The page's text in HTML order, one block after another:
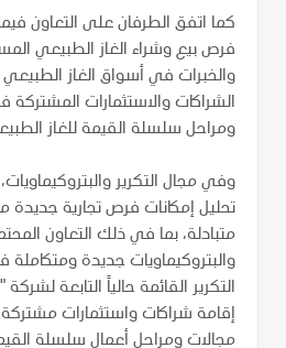
كما اتفق الطرفان على التعاون
فرص بيع وشراء الغاز الطبيعي
والخبرات في أسواق الغاز
الشراكات والاستثمارات
ومراحل سلسلة القيمة للغاز
وفي مجال التكرير
تحليل إمكانات فرص تجارية
متبادلة، بما في ذلك التعاون
والبتروكيماويات جديدة
التكرير القائمة حالياً التابعة
إقامة شراكات واستثمارات
مجالات ومراحل أعمال سلسلة